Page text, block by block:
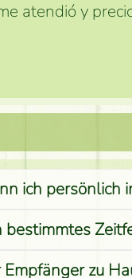
atendió y
ich persönlich
bestimmtes
zu